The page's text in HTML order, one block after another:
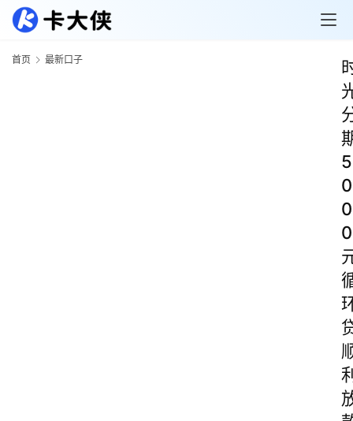
首页 最新口子
5
0
0
0